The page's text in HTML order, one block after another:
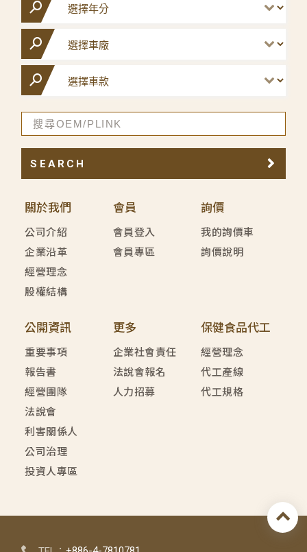
關於我們
公司介紹
企業沿革
經營理念
股權結構
會員
會員登入
會員專區
詢價
我的詢價車
詢價說明
公開資訊
重要事項
報告書
經營團隊
法說會
利害關係人
公司治理
投資人專區
更多
企業社會責任
法說會報名
人力招募
保健食品代工
經營理念
代工產線
代工規格
SEARCH